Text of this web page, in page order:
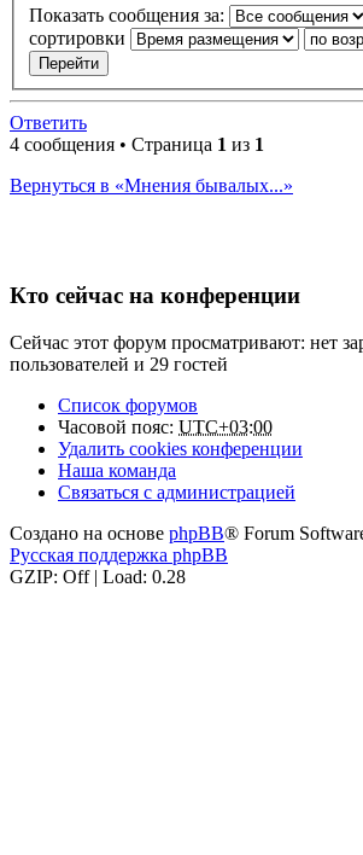
Показать сообщения за:
сортировки
Ответить
4 сообщения • Страница 1 из 1
Вернуться в «Мнения бывалых...»
Кто сейчас на конференции
Сейчас этот форум просматривают: нет
пользователей и 29 гостей
Список форумов
Часовой пояс: UTC+03:00
Удалить cookies конференции
Наша команда
Связаться с администрацией
Создано на основе phpBB® Forum
Русская поддержка phpBB
GZIP: Off | Load: 0.28